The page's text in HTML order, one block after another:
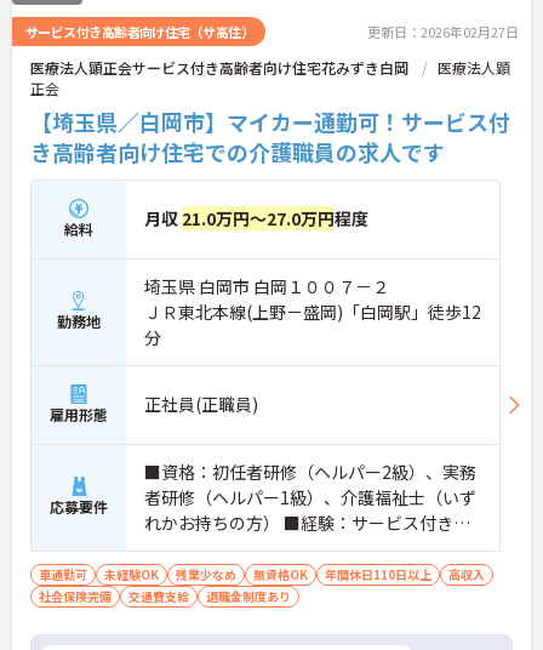
サービス付き高齢者向け住宅（サ高住） 更新日：2026年02月27日
医療法人顕正会サービス付き高齢者向け住宅花みずき白岡
医療法人顕
正会
【埼玉県／白岡市】マイカー通勤可！サービス付
き高齢者向け住宅での介護職員の求人です
給料 月収 21.0万円～27.0万円程度
勤務地
埼玉県 白岡市 白岡１００７－２
ＪＲ東北本線(上野－盛岡)「白岡駅」徒歩12
分
雇用形態 正社員(正職員)
応募要件
■資格：初任者研修（ヘルパー2級）、実務
者研修（ヘルパー1級）、介護福祉士（いず
れかお持ちの方） ■経験：サービス付き高
齢者向け住宅経験者
車通勤可 未経験OK 残業少なめ 無資格OK 年間休日110日以上
高収入
社会保険完備
交通費支給 退職金制度あり